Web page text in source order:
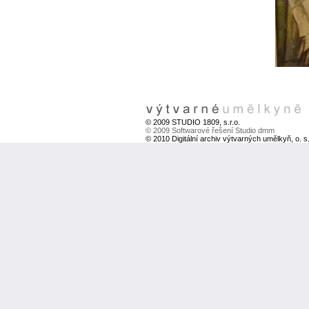
© 2009 STUDIO 1809, s.r.o.
© 2009 Softwarové řešení Studio dmm
© 2010 Digitální archiv výtvarných umělkyň, o. s.